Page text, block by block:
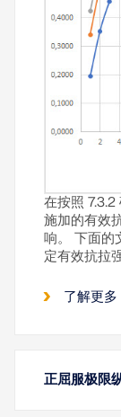
在按照 7.3.2
施加的有效
响。 下面的
定有效抗拉
了解更多
正屈服极限